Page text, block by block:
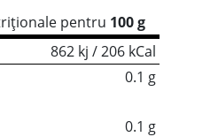
pentru 100 g
862 kj / 206 kCal
0.1 g
0.1 g